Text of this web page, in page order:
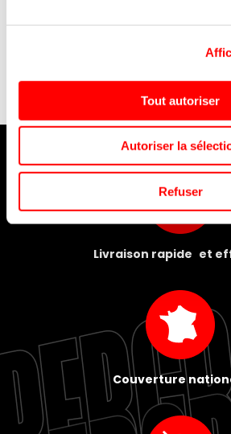
Tout autoriser
Autoriser la
Refuser
C.
Livraison rapide et
Couverture